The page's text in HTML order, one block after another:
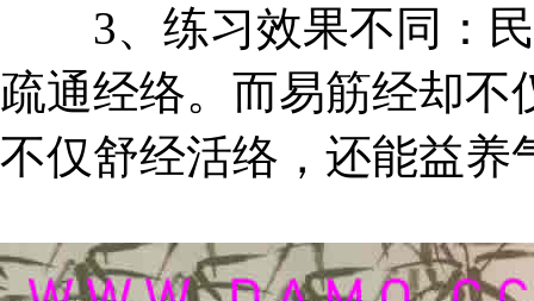
3、练习效果不同：民
疏通经络。而易筋经却
不仅舒经活络，还能益养